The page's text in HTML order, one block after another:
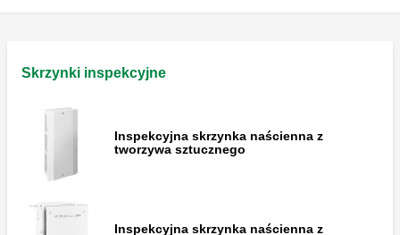
Skrzynki inspekcyjne
Inspekcyjna skrzynka naścienna z
tworzywa sztucznego
Inspekcyjna skrzynka naścienna z